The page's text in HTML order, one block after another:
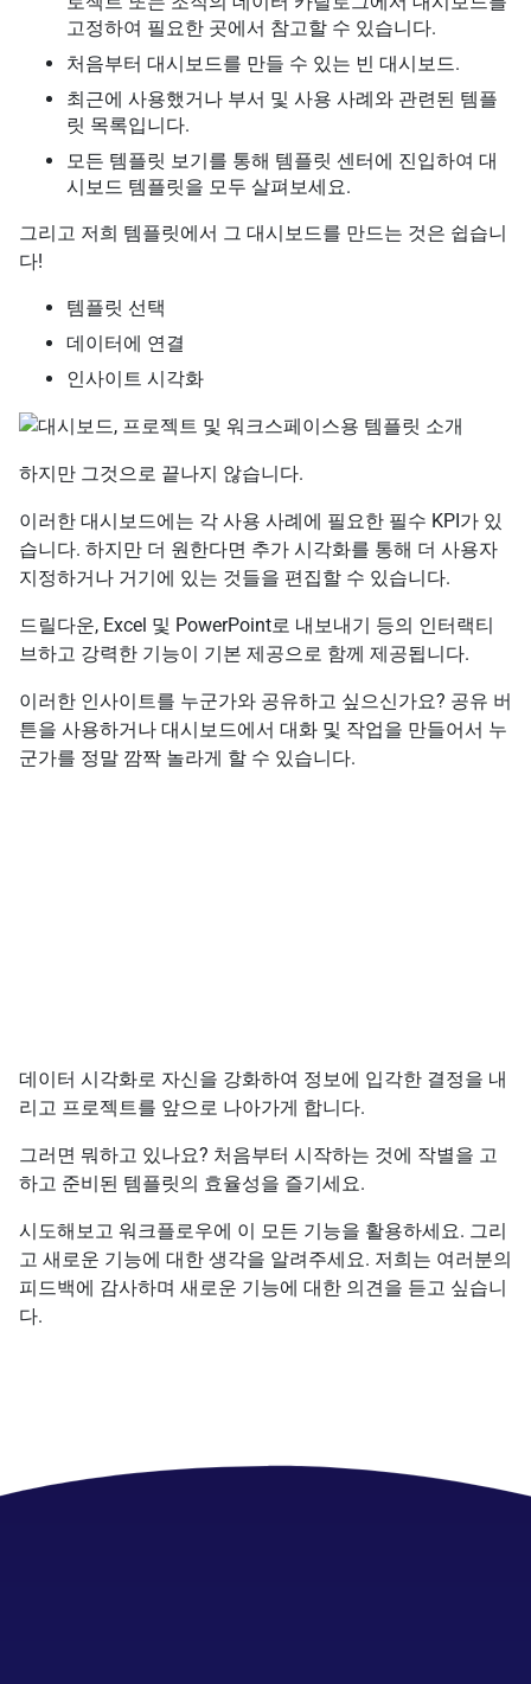
고정하여 필요한 곳에서 참고할 수 있습니다.
처음부터 대시보드를 만들 수 있는 빈 대시보드.
최근에 사용했거나 부서 및 사용 사례와 관련된 템플
릿 목록입니다.
모든 템플릿 보기를 통해 템플릿 센터에 진입하여 대
시보드 템플릿을 모두 살펴보세요.
그리고 저희 템플릿에서 그 대시보드를 만드는 것은 쉽습니
다!
템플릿 선택
데이터에 연결
인사이트 시각화
하지만 그것으로 끝나지 않습니다.
이러한 대시보드에는 각 사용 사례에 필요한 필수 KPI가 있
습니다. 하지만 더 원한다면 추가 시각화를 통해 더 사용자
지정하거나 거기에 있는 것들을 편집할 수 있습니다.
드릴다운, Excel 및 PowerPoint로 내보내기 등의 인터랙티
브하고 강력한 기능이 기본 제공으로 함께 제공됩니다.
이러한 인사이트를 누군가와 공유하고 싶으신가요? 공유 버
튼을 사용하거나 대시보드에서 대화 및 작업을 만들어서 누
군가를 정말 깜짝 놀라게 할 수 있습니다.
데이터 시각화로 자신을 강화하여 정보에 입각한 결정을 내
리고 프로젝트를 앞으로 나아가게 합니다.
그러면 뭐하고 있나요? 처음부터 시작하는 것에 작별을 고
하고 준비된 템플릿의 효율성을 즐기세요.
시도해보고 워크플로우에 이 모든 기능을 활용하세요. 그리
고 새로운 기능에 대한 생각을 알려주세요. 저희는 여러분의
피드백에 감사하며 새로운 기능에 대한 의견을 듣고 싶습니
다.